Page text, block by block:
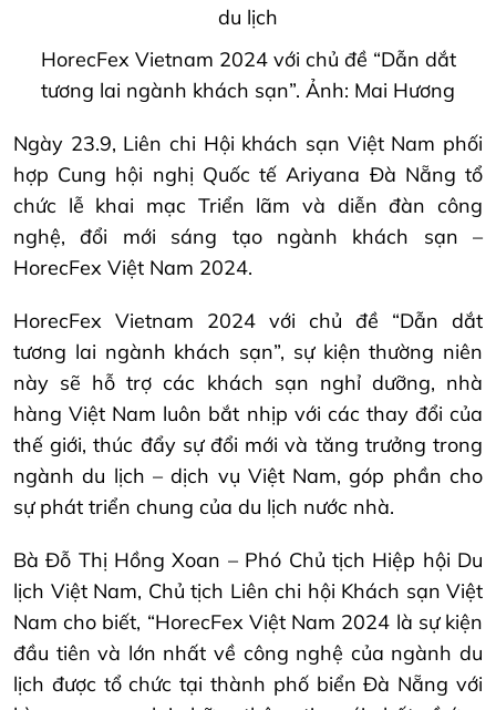
HorecFex Vietnam 2024 với chủ đề “Dẫn dắt
tương lai ngành khách sạn”. Ảnh: Mai Hương
Ngày 23.9, Liên chi Hội khách sạn Việt Nam phối
hợp Cung hội nghị Quốc tế Ariyana Đà Nẵng tổ
chức lễ khai mạc Triển lãm và diễn đàn công
nghệ, đổi mới sáng tạo ngành khách sạn –
HorecFex Việt Nam 2024.
HorecFex Vietnam 2024 với chủ đề “Dẫn dắt
tương lai ngành khách sạn”, sự kiện thường niên
này sẽ hỗ trợ các khách sạn nghỉ dưỡng, nhà
hàng Việt Nam luôn bắt nhịp với các thay đổi của
thế giới, thúc đẩy sự đổi mới và tăng trưởng trong
ngành du lịch – dịch vụ Việt Nam, góp phần cho
sự phát triển chung của du lịch nước nhà.
Bà Đỗ Thị Hồng Xoan – Phó Chủ tịch Hiệp hội Du
lịch Việt Nam, Chủ tịch Liên chi hội Khách sạn Việt
Nam cho biết, “HorecFex Việt Nam 2024 là sự kiện
đầu tiên và lớn nhất về công nghệ của ngành du
lịch được tổ chức tại thành phố biển Đà Nẵng với